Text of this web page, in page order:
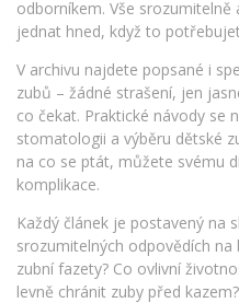
odborníkem. Vše
jednat hned, když to
V archivu najdete popsané i
zubů – žádné strašení, jen
co čekat. Praktické návody se
stomatologii a výběru dětské
na co se ptát, můžete svému
komplikace.
Každý článek je postavený na
srozumitelných odpovědích na
zubní fazety? Co ovlivní
levně chránit zuby před